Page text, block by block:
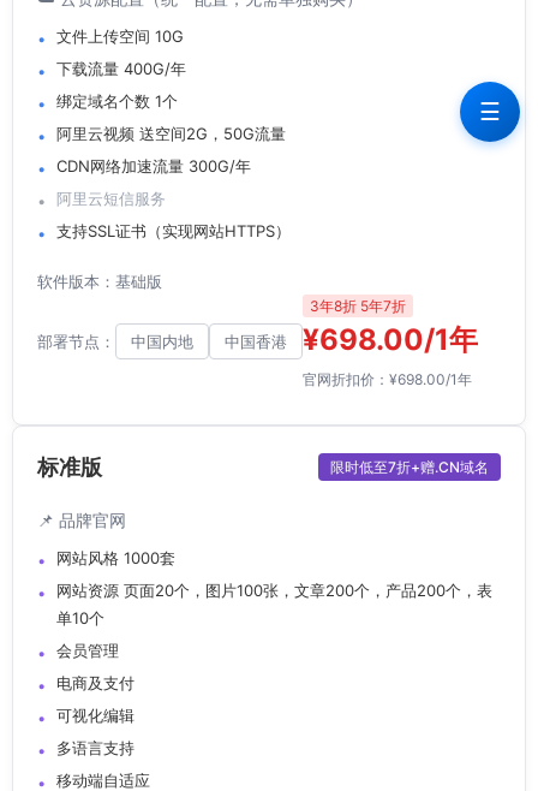
文件上传空间 10G
下载流量 400G/年
绑定域名个数 1个
阿里云视频 送空间2G，50G流量
CDN网络加速流量 300G/年
阿里云短信服务
支持SSL证书（实现网站HTTPS）
软件版本：基础版
部署节点： 中国内地 中国香港
3年8折 5年7折
¥698.00/1年
官网折扣价：¥698.00/1年
标准版 限时低至7折+赠.CN域名
📌 品牌官网
网站风格 1000套
网站资源 页面20个，图片100张，文章200个，产品200个，表
单10个
会员管理
电商及支付
可视化编辑
多语言支持
移动端自适应
☰